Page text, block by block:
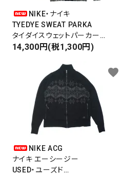
NIKE・ナイキ
TYEDYE SWEAT PARKA
タイダイスウェットパーカー
BETRUE
14,300円(税1,300円)
NIKE ACG
ナイキ エーシージー
USED・ユーズド
favorite